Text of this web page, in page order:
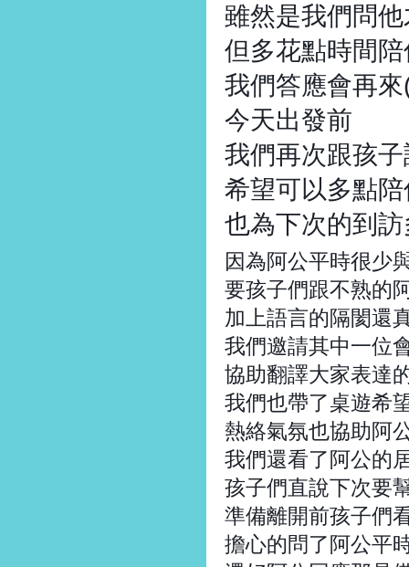
雖然是我們問
但多花點時間
我們答應會再
今天出發前
我們再次跟孩
希望可以多點
也為下次的到
因為阿公平時很少
要孩子們跟不熟的
加上語言的隔閡還
我們邀請其中一位
協助翻譯大家表達
我們也帶了桌遊希
熱絡氣氛也協助阿
我們還看了阿公的
孩子們直說下次要
準備離開前孩子們
擔心的問了阿公平